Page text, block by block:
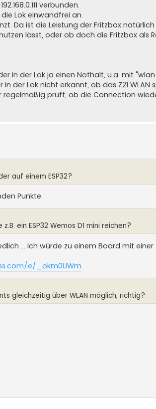
verbunden.
Lok einwandfrei an.
Da ist die Leistung der Fritzbox natürlich
lässt, oder ob doch die Fritzbox als
in der Lok ja einen Nothalt, u.a. mit "wlan
der Lok nicht erkannt, ob das Z21 WLAN
prüft, ob die Connection
auf einem ESP32?
Punkte:
ein ESP32 Wemos D1 mini reichen?
... Ich würde zu einem Board mit einer
e/_okm0UWm
gleichzeitig über WLAN möglich, richtig?